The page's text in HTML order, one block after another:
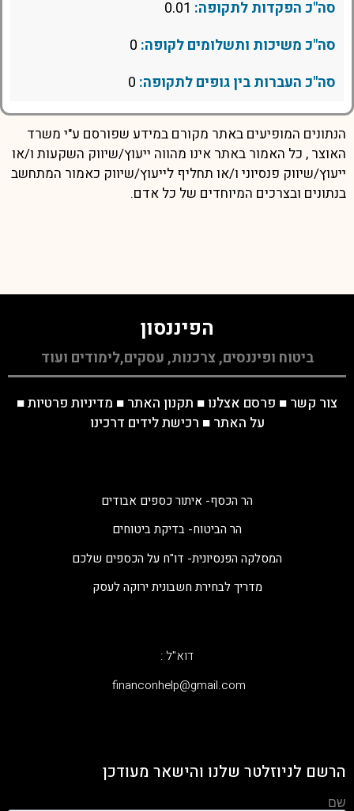
סה"כ הפקדות לתקופה:
סה"כ משיכות ותשלומים לקופה:
סה"כ העברות בין גופים לתקופה:
הנתונים המופיעים באתר מקורם במידע שפורסם ע"י משרד
האוצר , כל האמור באתר אינו מהווה ייעוץ/שיווק השקעות ו/או
ייעוץ/שיווק פנסיוני ו/או תחליף לייעוץ/שיווק כאמור המתחשב
בנתונים ובצרכים המיוחדים של כל אדם.
הפיננסון
ביטוח ופיננסים, צרכנות, עסקים,לימודים ועוד
צור קשר ■ פרסם אצלנו ■ תקנון האתר ■ מדיניות פרטיות■
על האתר ■ רכישת לידים דרכינו
הר הכסף- איתור כספים אבודים
הר הביטוח- בדיקת ביטוחים
המסלקה הפנסיונית- דו"ח על הכספים שלכם
מדריך לבחירת חשבונית ירוקה לעסק
דוא"ל :
‫financonhelp@gmail.com‬
הרשם לניוזלטר שלנו והישאר מעודכן
שם